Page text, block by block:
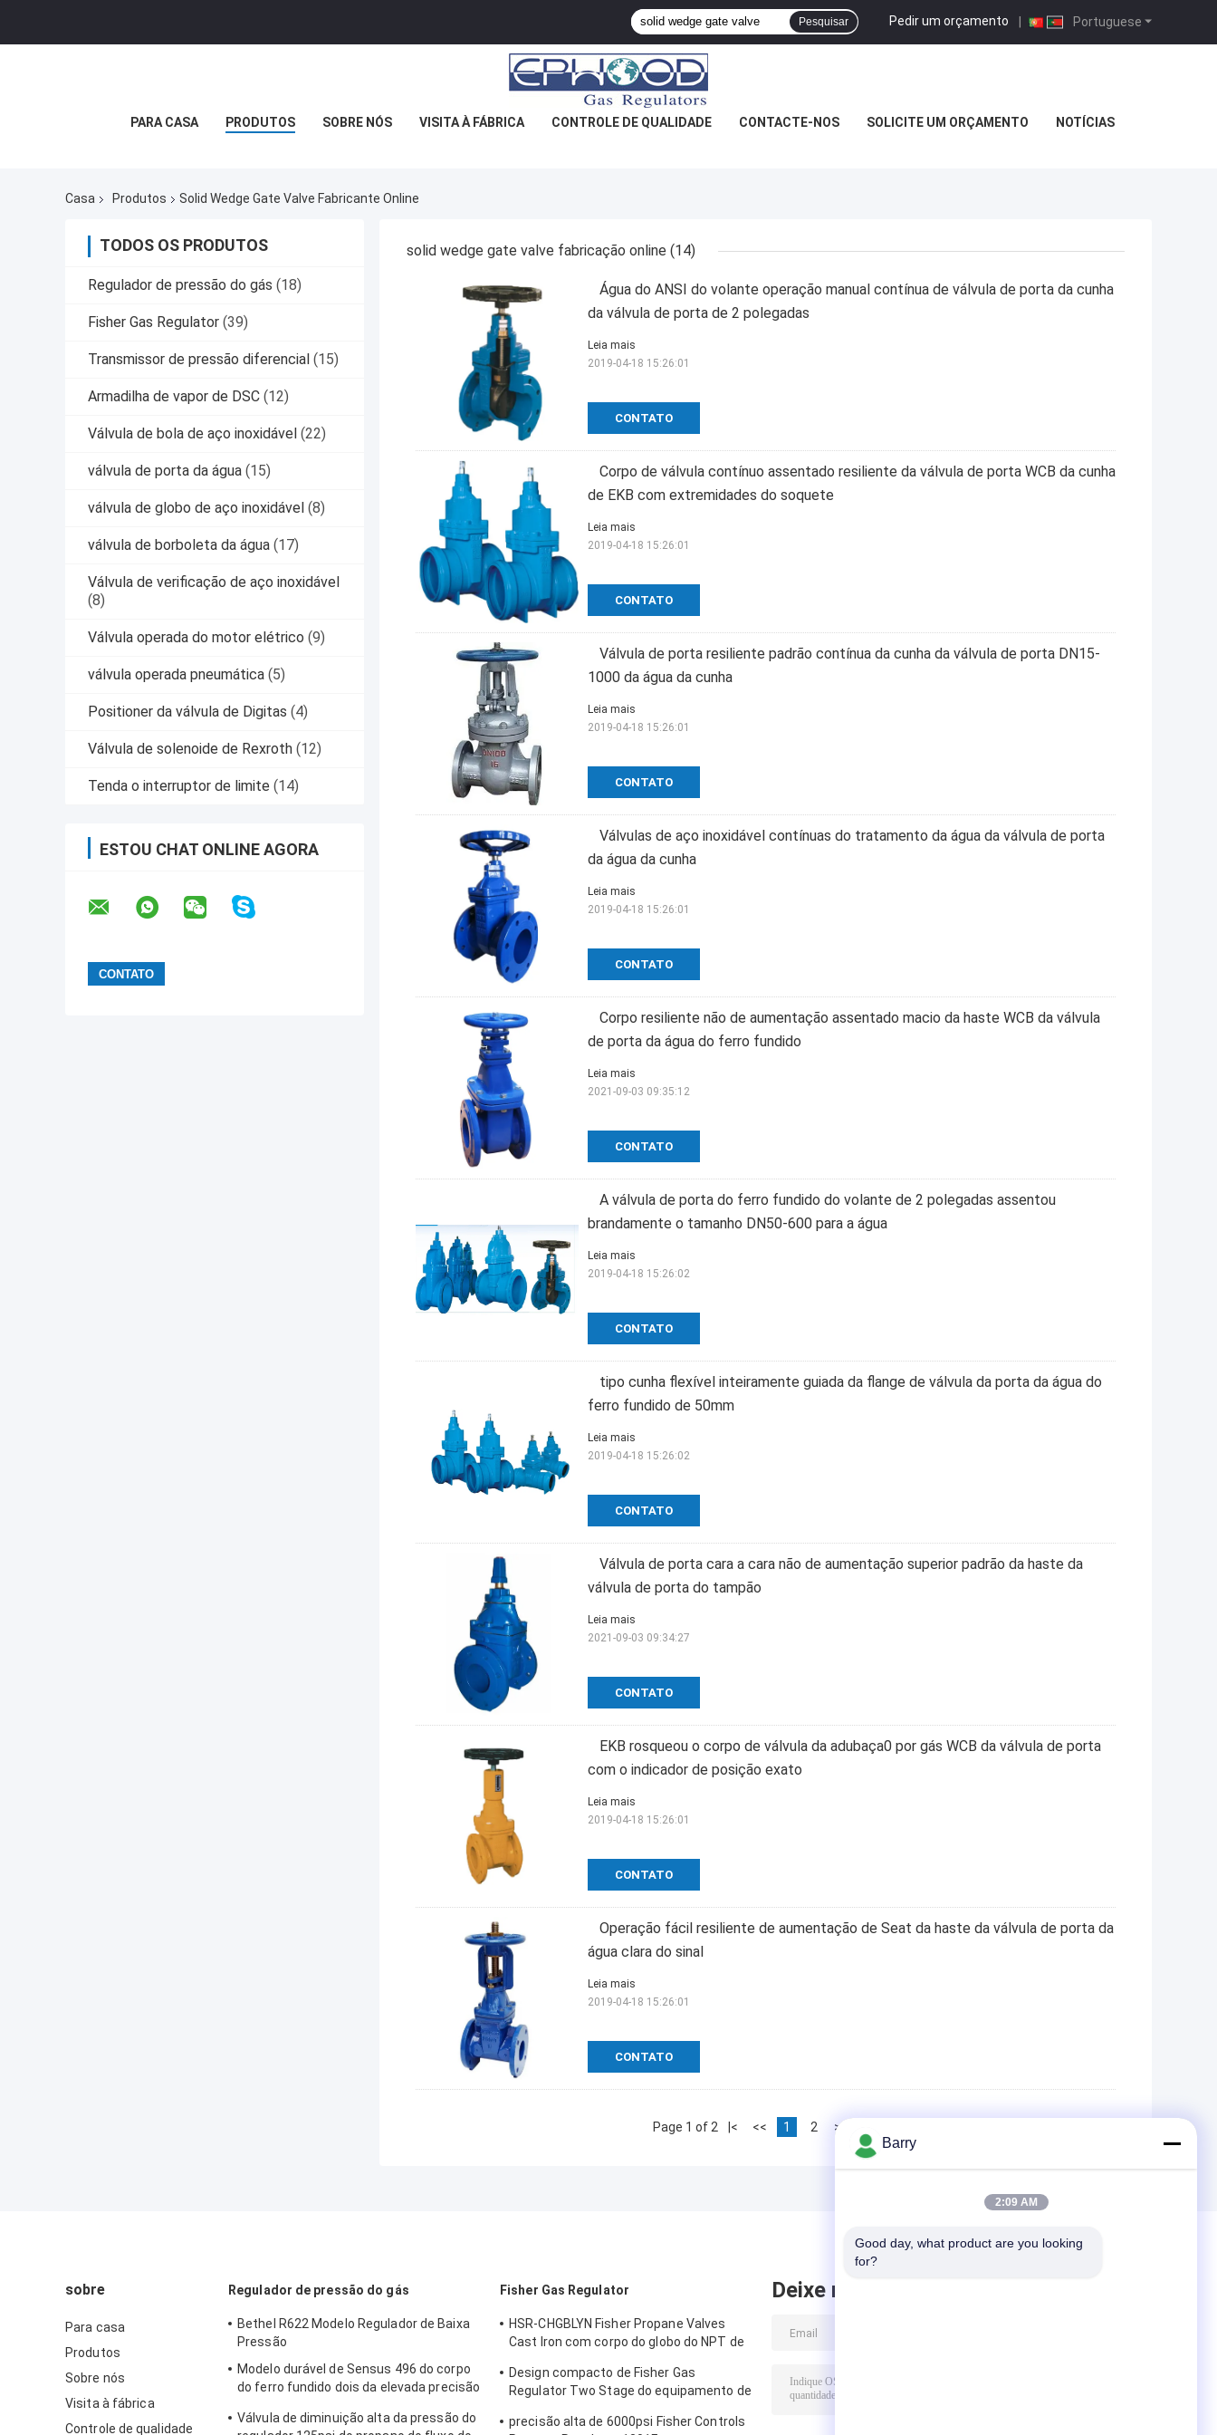
Portuguese
Pedir um orçamento |
Pesquisar
PARA CASA PRODUTOS SOBRE NÓS VISITA À FÁBRICA CONTROLE DE QUALIDADE CONTACTE-NOS SOLICITE UM ORÇAMENTO NOTÍCIAS
Casa Produtos Solid Wedge Gate Valve Fabricante Online
TODOS OS PRODUTOS
Regulador de pressão do gás (18)
Fisher Gas Regulator (39)
Transmissor de pressão diferencial (15)
Armadilha de vapor de DSC (12)
Válvula de bola de aço inoxidável (22)
válvula de porta da água (15)
válvula de globo de aço inoxidável (8)
válvula de borboleta da água (17)
Válvula de verificação de aço inoxidável
(8)
Válvula operada do motor elétrico (9)
válvula operada pneumática (5)
Positioner da válvula de Digitas (4)
Válvula de solenoide de Rexroth (12)
Tenda o interruptor de limite (14)
ESTOU CHAT ONLINE AGORA
solid wedge gate valve fabricação online (14)
Água do ANSI do volante operação manual contínua de válvula de porta da cunha
da válvula de porta de 2 polegadas
CONTATO
Leia mais
2019-04-18 15:26:01
Corpo de válvula contínuo assentado resiliente da válvula de porta WCB da cunha
de EKB com extremidades do soquete
CONTATO
Leia mais
2019-04-18 15:26:01
Válvula de porta resiliente padrão contínua da cunha da válvula de porta DN15-
1000 da água da cunha
CONTATO
Leia mais
2019-04-18 15:26:01
Válvulas de aço inoxidável contínuas do tratamento da água da válvula de porta
da água da cunha
CONTATO
Leia mais
2019-04-18 15:26:01
Corpo resiliente não de aumentação assentado macio da haste WCB da válvula
de porta da água do ferro fundido
CONTATO
Leia mais
2021-09-03 09:35:12
A válvula de porta do ferro fundido do volante de 2 polegadas assentou
brandamente o tamanho DN50-600 para a água
CONTATO
Leia mais
2019-04-18 15:26:02
tipo cunha flexível inteiramente guiada da flange de válvula da porta da água do
ferro fundido de 50mm
CONTATO
Leia mais
2019-04-18 15:26:02
Válvula de porta cara a cara não de aumentação superior padrão da haste da
válvula de porta do tampão
CONTATO
Leia mais
2021-09-03 09:34:27
EKB rosqueou o corpo de válvula da adubaça0 por gás WCB da válvula de porta
com o indicador de posição exato
CONTATO
Leia mais
2019-04-18 15:26:01
Operação fácil resiliente de aumentação de Seat da haste da válvula de porta da
água clara do sinal
CONTATO
Leia mais
2019-04-18 15:26:01
Page 1 of 2 |< << 1 2 >>
sobre
Para casa
Produtos
Sobre nós
Visita à fábrica
Controle de qualidade
Regulador de pressão do gás
Bethel R622 Modelo Regulador de Baixa
Pressão
Modelo durável de Sensus 496 do corpo
do ferro fundido dois da elevada precisão
Válvula de diminuição alta da pressão do
Fisher Gas Regulator
HSR-CHGBLYN Fisher Propane Valves
Cast Iron com corpo do globo do NPT de
Design compacto de Fisher Gas
Regulator Two Stage do equipamento de
precisão alta de 6000psi Fisher Controls
Deixe mensagem
Barry
2:09 AM
Good day, what product are you looking
for?